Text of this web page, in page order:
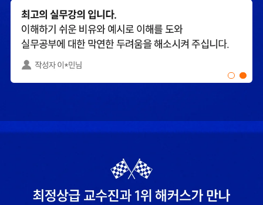
타학원들과 비교하여
남다르다고
생각했습니다.
합격생 이*헌님
많이 되었습니다.
출제하신 동형모의고사
합격생 소*진님
가격도 합리적이고,
합격생 김*호님